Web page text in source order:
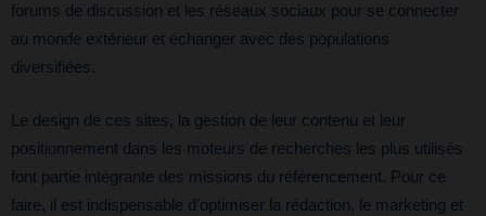
forums de discussion et les réseaux sociaux pour se connecter
au monde extérieur et échanger avec des populations
diversifiées.
Le design de ces sites, la gestion de leur contenu et leur
positionnement dans les moteurs de recherches les plus utilisés
font partie intégrante des missions du référencement. Pour ce
faire, il est indispensable d’optimiser la rédaction, le marketing et